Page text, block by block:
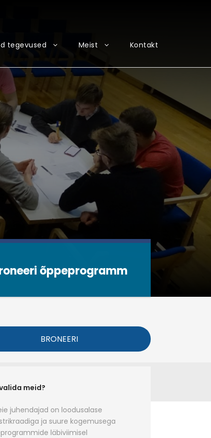
tegevused Meist Kontakt
õppeprogramm
õppeprogramm
BRONEERI
meid?
juhendajad on loodusalase
ja suure kogemusega
läbiviimisel